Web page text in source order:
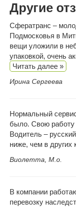
Другие
Сфератранс –
Подмосковья в
вещи уложили в
упаковкой, очень
Читать далее »
Ирина Сергеева
Нормальный
было. Свою
Водитель –
ниже, чем в других
Виолетта, М.о.
В компании
перевозку